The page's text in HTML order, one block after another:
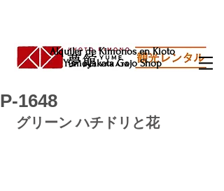
Alquiler de Kimonos en Kioto
Yumeyakata Gojo Shop
P-1648
グリーン ハチドリと花